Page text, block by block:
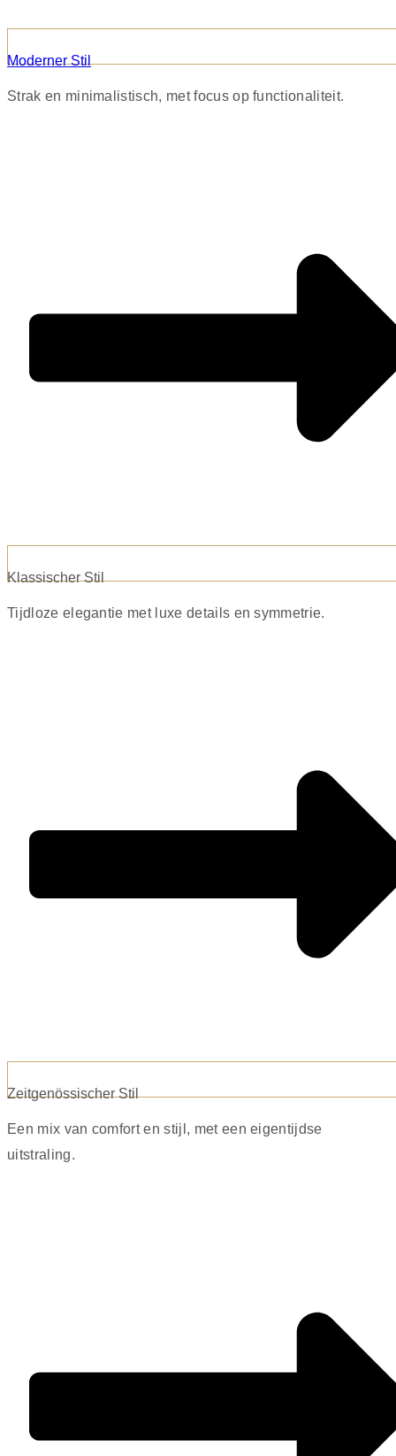
Moderner Stil
Strak en minimalistisch, met focus op functionaliteit.
Klassischer Stil
Tijdloze elegantie met luxe details en symmetrie.
Zeitgenössischer Stil
Een mix van comfort en stijl, met een eigentijdse
uitstraling.